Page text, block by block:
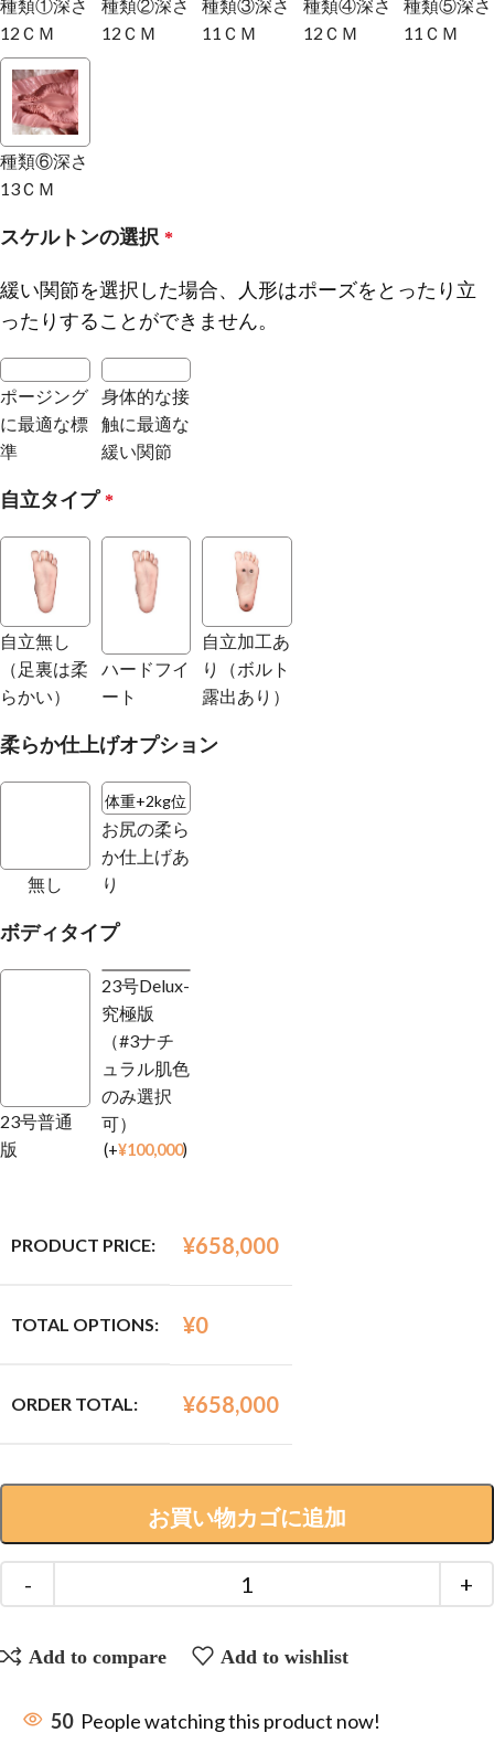
種類①深さ
12ＣＭ
種類②深さ
12ＣＭ
種類③深さ
11ＣＭ
種類④深さ
12ＣＭ
種類⑤深さ
11ＣＭ
種類⑥深さ
13ＣＭ
スケルトンの選択 *
緩い関節を選択した場合、人形はポーズをとったり立
ったりすることができません。
ポージング
に最適な標
準
身体的な接
触に最適な
緩い関節
自立タイプ *
自立無し
（足裏は柔
らかい）
ハードフイ
ート
自立加工あ
り（ボルト
露出あり）
柔らか仕上げオプション
無し
体重+2kg位
お尻の柔ら
か仕上げあ
り
ボディタイプ
23号普通
版
23号Delux-
究極版
（#3ナチ
ュラル肌色
のみ選択
可）
(+¥100,000)
PRODUCT PRICE: ¥658,000
TOTAL OPTIONS: ¥0
ORDER TOTAL: ¥658,000
お買い物カゴに追加
Add to compare Add to wishlist
50 People watching this product now!